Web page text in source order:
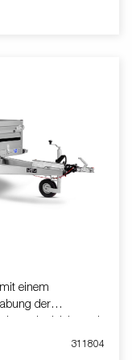
Wie immer
einem
der
erleichtert das
Gartenabfällen.
311804